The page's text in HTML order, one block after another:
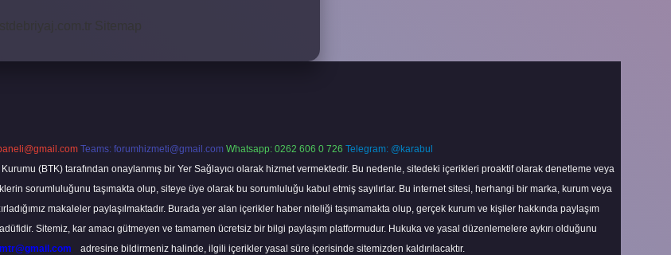
Sitemap
Teams: forumhizmeti@gmail.com Whatsapp: 0262 606 0 726 Telegram: @karabul
(BTK) tarafından onaylanmış bir Yer Sağlayıcı olarak hizmet vermektedir. Bu nedenle, sitedeki içerikleri proaktif olarak denetleme veya
sorumluluğunu taşımakta olup, siteye üye olarak bu sorumluluğu kabul etmiş sayılırlar. Bu internet sitesi, herhangi bir marka, kurum veya
makaleler paylaşılmaktadır. Burada yer alan içerikler haber niteliği taşımamakta olup, gerçek kurum ve kişiler hakkında paylaşım
Sitemiz, kar amacı gütmeyen ve tamamen ücretsiz bir bilgi paylaşım platformudur. Hukuka ve yasal düzenlemelere aykırı olduğunu
adresine bildirmeniz halinde, ilgili içerikler yasal süre içerisinde sitemizden kaldırılacaktır.